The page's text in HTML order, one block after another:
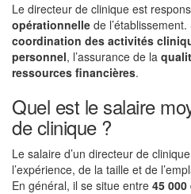
Le directeur de clinique est
opérationnelle de
coordination des activités
personnel, l’assurance de la
ressources financières.
Quel est le salaire
de clinique ?
Le salaire d’un directeur de
l’expérience, de la taille et de
En général, il se situe entre 45